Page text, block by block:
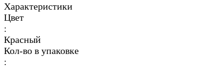
Характеристики
Цвет
:
Красный
Кол-во в упаковке
: